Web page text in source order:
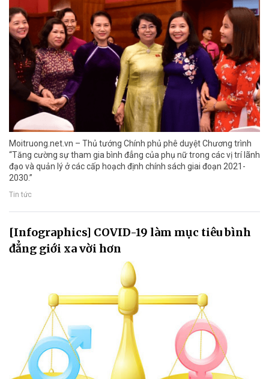
Moitruong.net.vn – Thủ tướng Chính phủ phê duyệt Chương trình
“Tăng cường sự tham gia bình đẳng của phụ nữ trong các vị trí lãnh
đạo và quản lý ở các cấp hoạch định chính sách giai đoạn 2021-
2030.”
Tin tức
[Infographics] COVID-19 làm mục tiêu bình
đẳng giới xa vời hơn